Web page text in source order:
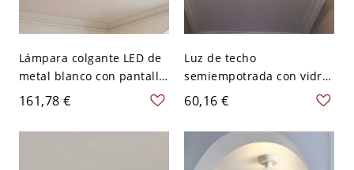
Lámpara colgante LED de
metal blanco con pantalla
de vidrio esmerilado -
forma de tambor
moderna para uso
161,78 €
Luz de techo
semiempotrada con vidrio
esmerilado en forma de
flor - Blanco 110 A 120 V
60,16 €